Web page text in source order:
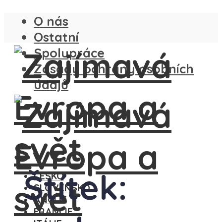
O nás
Ostatní
Spolupráce
Zásady ochrany osobních
údajů
ČESKO
SLOVENSKO
ANGLIE
FRANCIE
Štítek: